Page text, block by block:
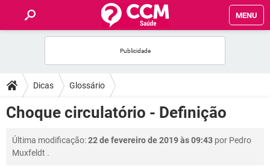
MENU
FÓRUM
SAÚDE
FAMÍLIA
Dicas Glossário
Choque circulatório - Definição
Última modificação:22 de fevereiro de 2019 às 09:43 por Pedro
Muxfeldt .